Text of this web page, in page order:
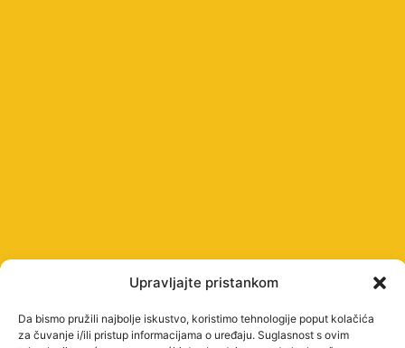
Upravljajte pristankom
Da bismo pružili najbolje iskustvo, koristimo tehnologije poput kolačića
za čuvanje i/ili pristup informacijama o uređaju. Suglasnost s ovim